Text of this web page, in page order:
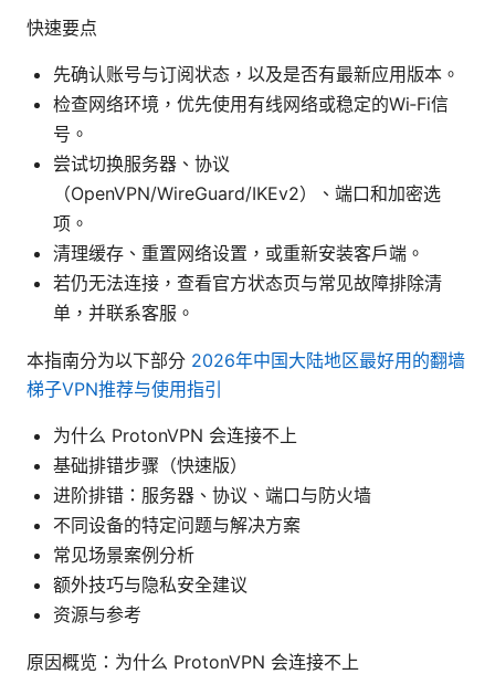
快速要点
先确认账号与订阅状态，以及是否有最新应用版本。
检查网络环境，优先使用有线网络或稳定的Wi‑Fi信
号。
尝试切换服务器、协议
（OpenVPN/WireGuard/IKEv2）、端口和加密选
项。
清理缓存、重置网络设置，或重新安装客户端。
若仍无法连接，查看官方状态页与常见故障排除清
单，并联系客服。
本指南分为以下部分 2026年中国大陆地区最好用的翻墙
梯子VPN推荐与使用指引
为什么 ProtonVPN 会连接不上
基础排错步骤（快速版）
进阶排错：服务器、协议、端口与防火墙
不同设备的特定问题与解决方案
常见场景案例分析
额外技巧与隐私安全建议
资源与参考
原因概览：为什么 ProtonVPN 会连接不上